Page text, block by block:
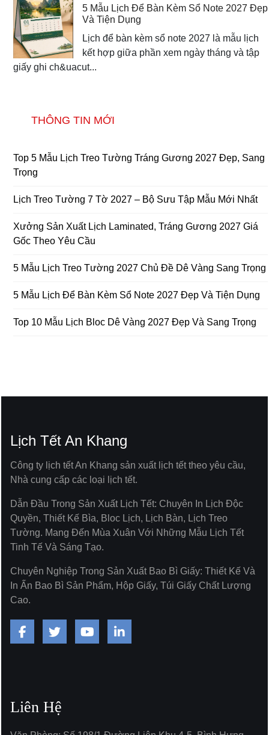
5 Mẫu Lịch Để Bàn Kèm Sổ Note 2027 Đẹp
Và Tiện Dụng
Lịch để bàn kèm sổ note 2027 là mẫu lịch
kết hợp giữa phần xem ngày tháng và tập
giấy ghi ch&uacut...
THÔNG TIN MỚI
Top 5 Mẫu Lịch Treo Tường Tráng Gương 2027 Đẹp, Sang
Trọng
Lịch Treo Tường 7 Tờ 2027 – Bộ Sưu Tập Mẫu Mới Nhất
Xưởng Sản Xuất Lịch Laminated, Tráng Gương 2027 Giá
Gốc Theo Yêu Cầu
5 Mẫu Lịch Treo Tường 2027 Chủ Đề Dê Vàng Sang Trọng
5 Mẫu Lịch Để Bàn Kèm Sổ Note 2027 Đẹp Và Tiện Dụng
Top 10 Mẫu Lịch Bloc Dê Vàng 2027 Đẹp Và Sang Trọng
Lịch Tết An Khang
Công ty lịch tết An Khang sản xuất lịch tết theo yêu cầu,
Nhà cung cấp các loại lịch tết.
Dẫn Đầu Trong Sản Xuất Lịch Tết: Chuyên In Lịch Độc
Quyền, Thiết Kế Bìa, Bloc Lịch, Lịch Bàn, Lịch Treo
Tường. Mang Đến Mùa Xuân Với Những Mẫu Lịch Tết
Tinh Tế Và Sáng Tạo.
Chuyên Nghiệp Trong Sản Xuất Bao Bì Giấy: Thiết Kế Và
In Ấn Bao Bì Sản Phẩm, Hộp Giấy, Túi Giấy Chất Lượng
Cao.
Liên Hệ